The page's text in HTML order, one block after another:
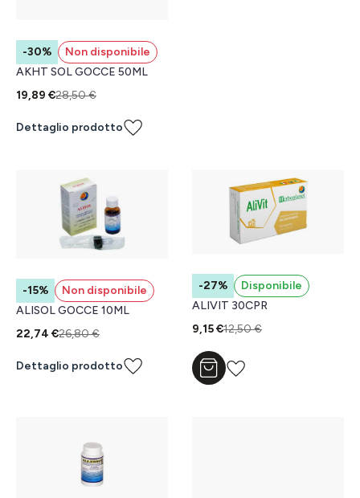
-30%
Non disponibile
AKHT SOL GOCCE 50ML
19,89 €28,50 €
Dettaglio prodotto
-15%
Non disponibile
ALISOL GOCCE 10ML
22,74 €26,80 €
Dettaglio prodotto
-27%
Disponibile
ALIVIT 30CPR
9,15 €12,50 €
Aggiungi al carrello